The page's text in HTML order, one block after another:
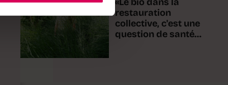
restauration
collective, c'est une
question de santé